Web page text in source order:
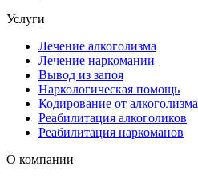
Услуги
Лечение алкоголизма
Лечение наркомании
Вывод из запоя
Наркологическая помощь
Кодирование от алкоголизма
Реабилитация алкоголиков
Реабилитация наркоманов
О компании